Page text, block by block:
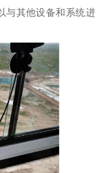
与其他设备和系统进